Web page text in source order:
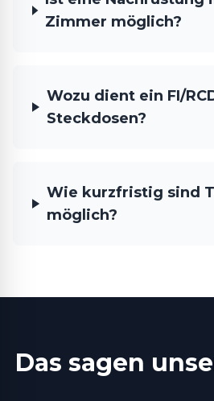
Zimmer möglich?
Wozu dient ein FI/
Steckdosen?
Wie kurzfristig sind
möglich?
Das sagen